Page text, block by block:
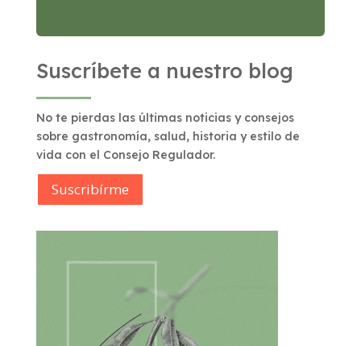
Suscríbete a nuestro blog
No te pierdas las últimas noticias y consejos
sobre gastronomía, salud, historia y estilo de
vida con el Consejo Regulador.
Suscribírme